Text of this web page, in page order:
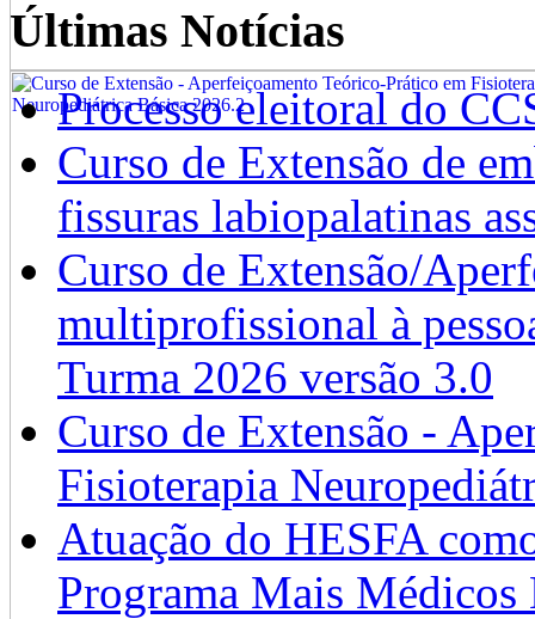
Últimas Notícias
Processo eleitoral do
Curso de Extensão de
fissuras labiopalatinas
Curso de Extensão/
multiprofissional à
Turma 2026 versão 3.0
Curso de Extensão -
Fisioterapia
Atuação do HESFA
Programa Mais